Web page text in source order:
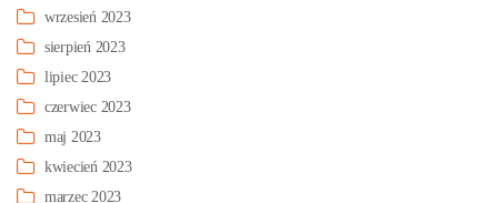
wrzesień 2023
sierpień 2023
lipiec 2023
czerwiec 2023
maj 2023
kwiecień 2023
marzec 2023